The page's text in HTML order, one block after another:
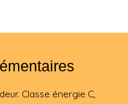
Classe énergie C,